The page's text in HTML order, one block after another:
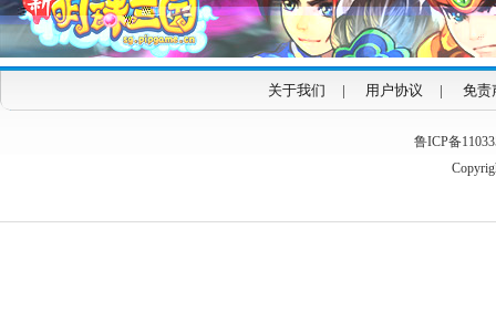
关于我们 | 用户协议 | 免责
鲁ICP备